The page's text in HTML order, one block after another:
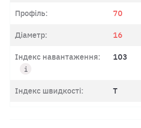
Профіль: 70
Діаметр: 16
Індекс навантаження: 103
Індекс швидкості: T